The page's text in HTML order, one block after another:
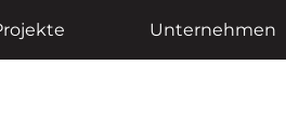
Unternehmen